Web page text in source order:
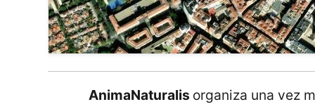
AnimaNaturalis organiza una vez